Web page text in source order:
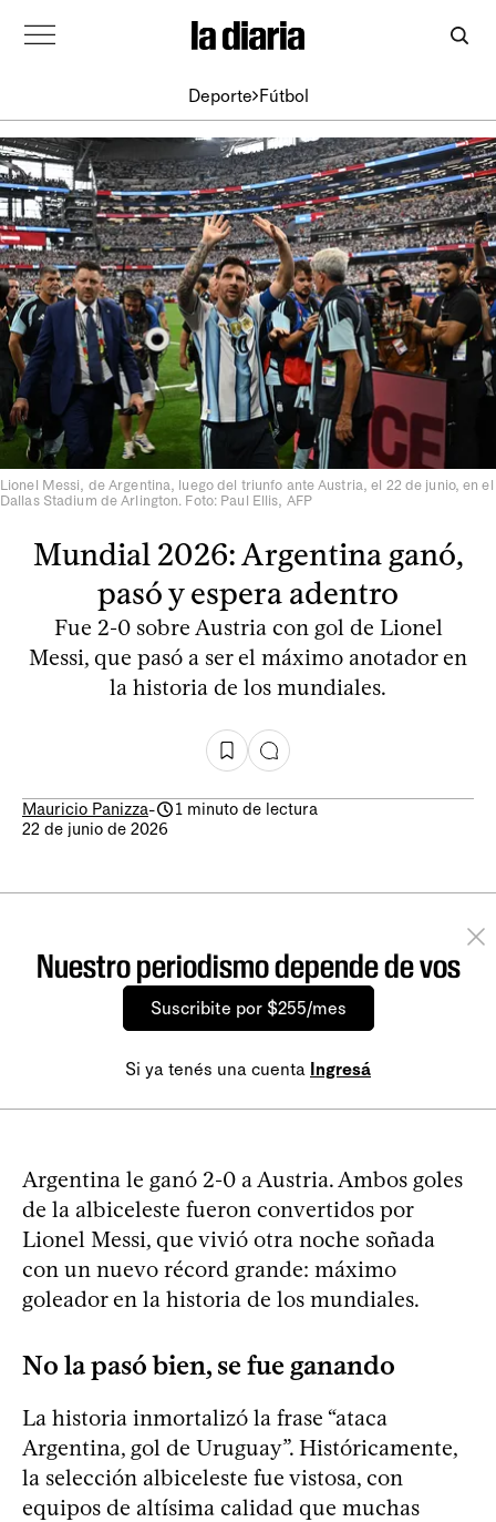
Deporte Fútbol
Lionel Messi, de Argentina, luego del triunfo ante Austria, el 22 de junio, en el
Dallas Stadium de Arlington. Foto: Paul Ellis, AFP
Mundial 2026: Argentina ganó,
pasó y espera adentro
Fue 2-0 sobre Austria con gol de Lionel
Messi, que pasó a ser el máximo anotador en
la historia de los mundiales.
Mauricio Panizza-
1 minuto de lectura
22 de junio de 2026
Nuestro periodismo depende de vos
Suscribite por $255/mes
Si ya tenés una cuenta Ingresá
Argentina le ganó 2-0 a Austria. Ambos goles
de la albiceleste fueron convertidos por
Lionel Messi, que vivió otra noche soñada
con un nuevo récord grande: máximo
goleador en la historia de los mundiales.
No la pasó bien, se fue ganando
La historia inmortalizó la frase “ataca
Argentina, gol de Uruguay”. Históricamente,
la selección albiceleste fue vistosa, con
equipos de altísima calidad que muchas